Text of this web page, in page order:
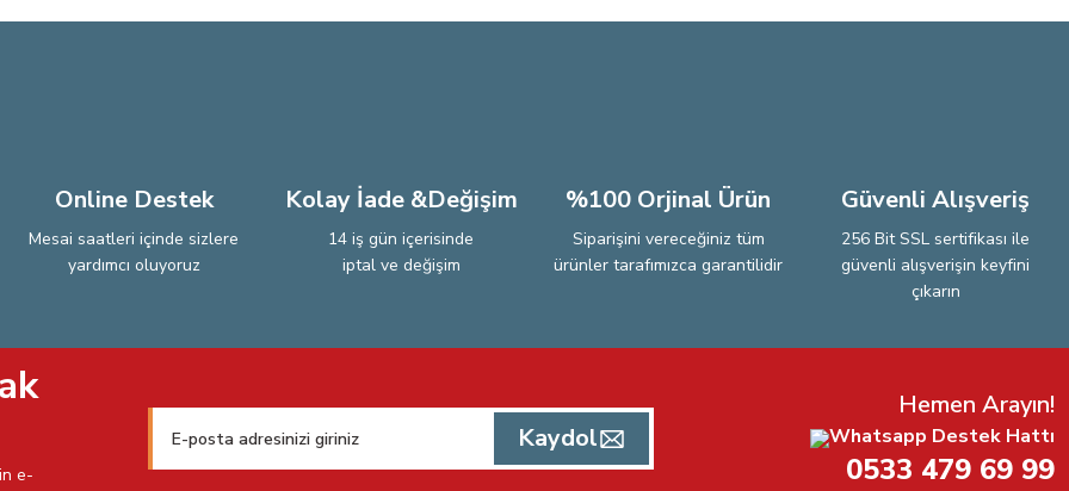
Online Destek
Mesai saatleri içinde sizlere
yardımcı oluyoruz
Kolay İade &Değişim
14 iş gün içerisinde
iptal ve değişim
%100 Orjinal Ürün
Siparişini vereceğiniz tüm
ürünler tarafımızca garantilidir
Güvenli Alışveriş
256 Bit SSL sertifikası ile
güvenli alışverişin keyfini
çıkarın
e-
Kaydol
Hemen Arayın!
Whatsapp Destek Hattı
0533 479 69 99